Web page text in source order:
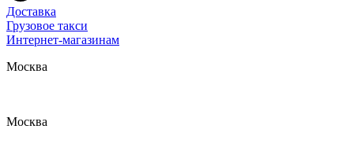
Доставка
Грузовое такси
Интернет-магазинам
Москва
Москва